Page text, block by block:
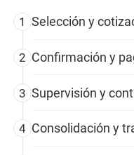
1 Selección y
2 Confirmación y
3 Supervisión y
4 Consolidación y